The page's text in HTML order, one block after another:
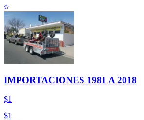
IMPORTACIONES 1981 A 2018
$1
$1